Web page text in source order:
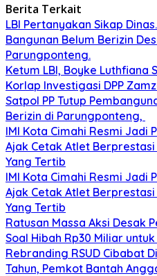
Berita Terkait
LBI Pertanyakan Sikap
Bangunan Belum Berizin
Parungponteng.
Ketum LBI, Boyke Luthfiana
Korlap Investigasi DPP
Satpol PP Tutup
Berizin di Parungponteng,
IMI Kota Cimahi Resmi Jadi
Ajak Cetak Atlet
Yang Tertib
IMI Kota Cimahi Resmi Jadi
Ajak Cetak Atlet
Yang Tertib
Ratusan Massa Aksi Desak
Soal Hibah Rp30 Miliar untuk
Rebranding RSUD Cibabat
Tahun, Pemkot Bantah